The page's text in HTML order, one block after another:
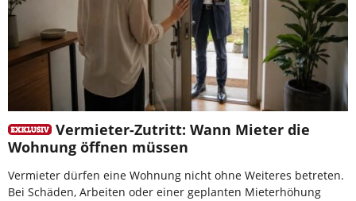
Vermieter-Zutritt: Wann Mieter die
Wohnung öffnen müssen
Vermieter dürfen eine Wohnung nicht ohne Weiteres betreten.
Bei Schäden, Arbeiten oder einer geplanten Mieterhöhung